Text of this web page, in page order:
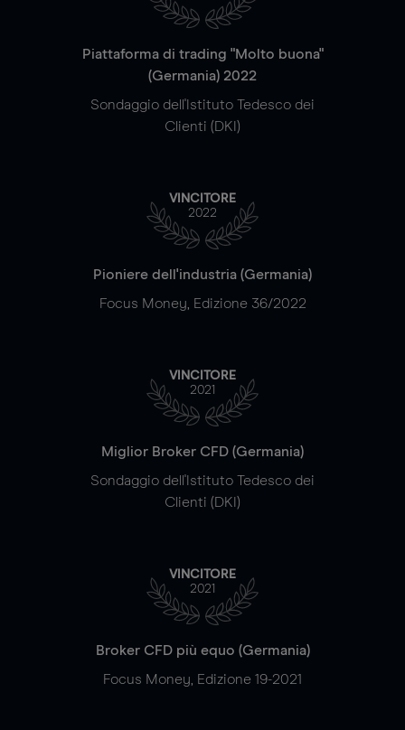
Piattaforma di trading "Molto buona"
(Germania) 2022
Sondaggio dell'Istituto Tedesco dei
Clienti (DKI)
VINCITORE
2022
Pioniere dell'industria (Germania)
Focus Money, Edizione 36/2022
VINCITORE
2021
Miglior Broker CFD (Germania)
Sondaggio dell'Istituto Tedesco dei
Clienti (DKI)
VINCITORE
2021
Broker CFD più equo (Germania)
Focus Money, Edizione 19-2021